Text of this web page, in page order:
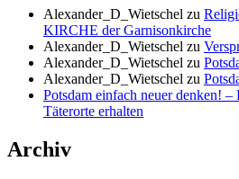
Alexander_D_Wietschel zu
KIRCHE der Garnisonkirche
Alexander_D_Wietschel zu
Alexander_D_Wietschel zu
Alexander_D_Wietschel zu
Potsdam einfach neuer denken!
Täterorte erhalten
Archiv